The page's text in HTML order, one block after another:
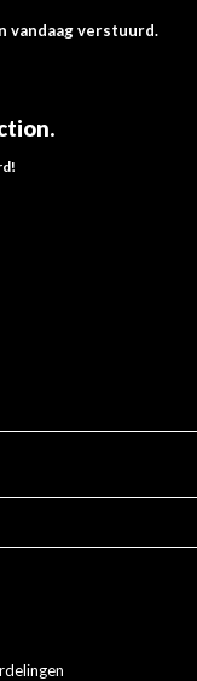
vandaag verstuurd.
.